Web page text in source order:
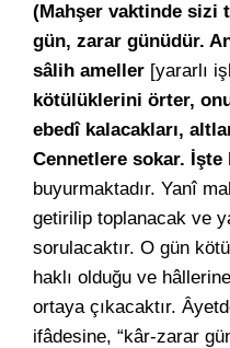
(Mahşer vaktinde sizi
gün, zarar günüdür.
sâlih ameller [yararlı
kötülüklerini örter,
ebedî kalacakları,
Cennetlere sokar.
buyurmaktadır. Yanî
getirilip toplanacak ve
sorulacaktır. O gün
haklı olduğu ve
ortaya çıkacaktır.
ifâdesine, “kâr-zarar